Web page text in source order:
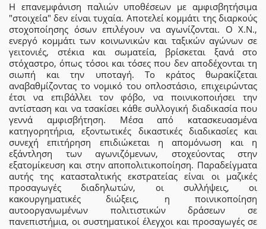
Η επανεμφάνιση παλιών υποθέσεων με αμφισβητήσιμα
"στοιχεία" δεν είναι τυχαία. Αποτελεί κομμάτι της διαρκούς
στοχοποίησης όσων επιλέγουν να αγωνίζονται. Ο Χ.Ν.,
ενεργό κομμάτι των κοινωνικών και ταξικών αγώνων σε
γειτονιές, στέκια και σωματεία, βρίσκεται ξανά στο
στόχαστρο, όπως τόσοι και τόσες που δεν αποδέχονται τη
σιωπή και την υποταγή. Το κράτος θωρακίζεται
αναβαθμίζοντας το νομικό του οπλοστάσιο, επιχειρώντας
έτσι να επιβάλλει τον φόβο, να ποινικοποιήσει την
αντίσταση και να τσακίσει κάθε συλλογική διαδικασία που
γεννά αμφισβήτηση. Μέσα από κατασκευασμένα
κατηγορητήρια, εξοντωτικές δικαστικές διαδικασίες και
συνεχή επιτήρηση επιδιώκεται η απομόνωση και η
εξάντληση των αγωνιζόμενων, στοχεύοντας στην
εξατομίκευση και στην αποπολιτικοποίηση. Παραδείγματα
αυτής της κατασταλτικής εκστρατείας είναι οι μαζικές
προσαγωγές διαδηλωτών, οι συλλήψεις, οι
κακουργηματικές διώξεις, η ποινικοποίηση
αυτοοργανωμένων πολιτιστικών δράσεων σε
πανεπιστήμια, οι συστηματικοί έλεγχοι και προσαγωγές σε